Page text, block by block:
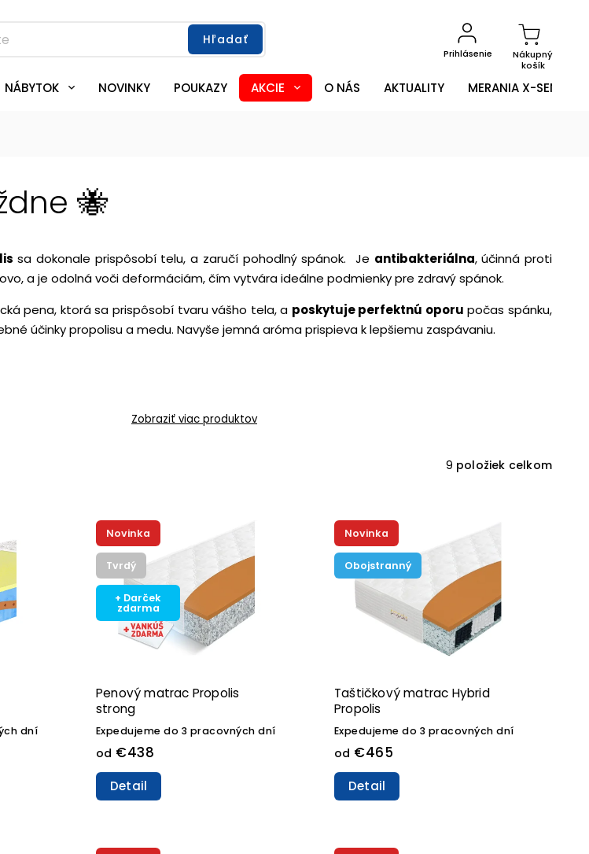
Hľadať
Nákupný
košík
Prihlásenie
NÁBYTOK NOVINKY POUKAZY AKCIE O NÁS AKTUALITY MERANIA X-SENSOR
🐝
sa dokonale prispôsobí telu, a zaručí pohodlný spánok. Je antibakteriálna, účinná proti
a je odolná voči deformáciám, čím vytvára ideálne podmienky pre zdravý spánok.
pena, ktorá sa prispôsobí tvaru vášho tela, a poskytuje perfektnú oporu počas spánku,
účinky propolisu a medu. Navyše jemná aróma prispieva k lepšiemu zaspávaniu.
Zobraziť viac produktov
9 položiek celkom
dní
Novinka
Tvrdý
+ Darček
zdarma
Penový matrac Propolis
strong
Expedujeme do 3 pracovných dní
od €438
Detail
Novinka
Obojstranný
Taštičkový matrac Hybrid
Propolis
Expedujeme do 3 pracovných dní
od €465
Detail